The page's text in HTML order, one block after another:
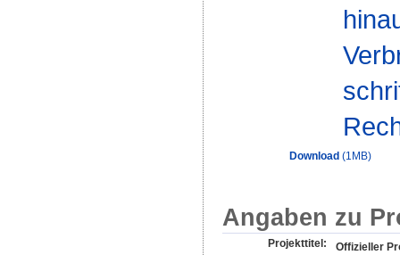
Download (1MB)
Angaben zu
Projekttitel:
Offizieller